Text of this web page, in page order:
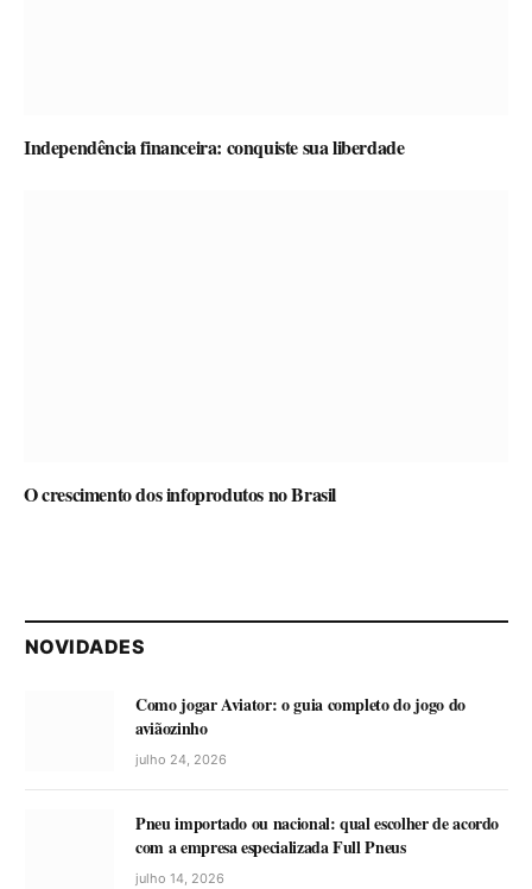
Independência financeira: conquiste sua liberdade
O crescimento dos infoprodutos no Brasil
NOVIDADES
Como jogar Aviator: o guia completo do jogo do
aviãozinho
julho 24, 2026
Pneu importado ou nacional: qual escolher de acordo
com a empresa especializada Full Pneus
julho 14, 2026